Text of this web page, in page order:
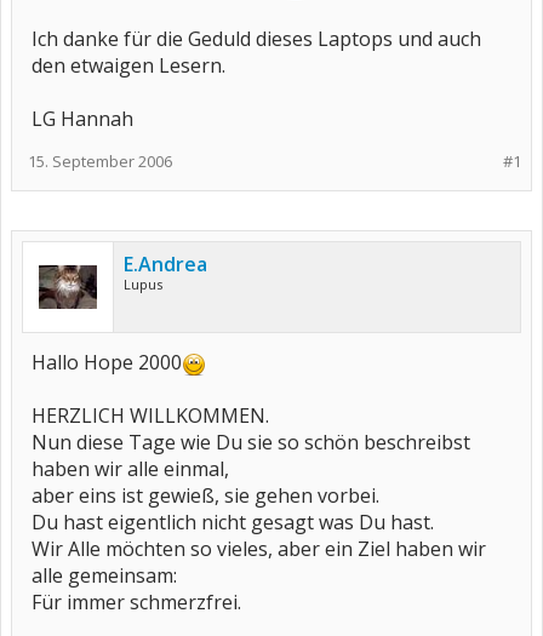
Ich danke für die Geduld dieses Laptops und auch
den etwaigen Lesern.
LG Hannah
#1
15. September 2006
E.Andrea
Lupus
Hallo Hope 2000
HERZLICH WILLKOMMEN.
Nun diese Tage wie Du sie so schön beschreibst
haben wir alle einmal,
aber eins ist gewieß, sie gehen vorbei.
Du hast eigentlich nicht gesagt was Du hast.
Wir Alle möchten so vieles, aber ein Ziel haben wir
alle gemeinsam:
Für immer schmerzfrei.